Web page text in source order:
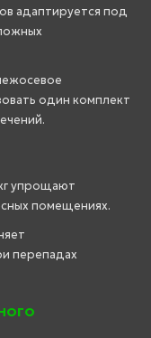
адаптируется под
один комплект
упрощают
помещениях.
перепадах